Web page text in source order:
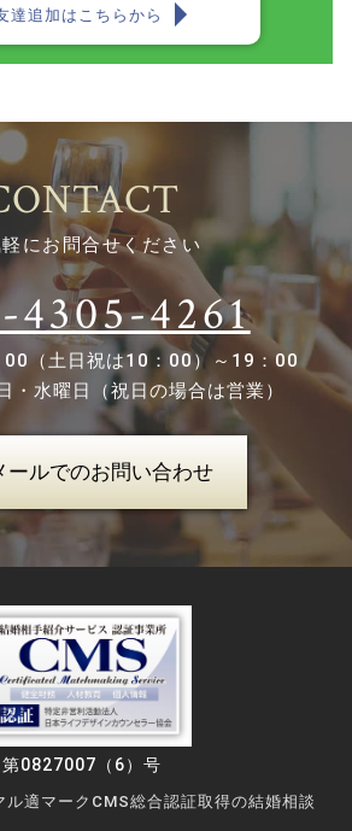
達追加はこちらから
にお問合せください
4305-4261
00（土日祝は10：00）～19：00
・水曜日（祝日の場合は営業）
ールでのお問い合わせ
第0827007（6）号
ル適マークCMS総合認証取得の結婚相談